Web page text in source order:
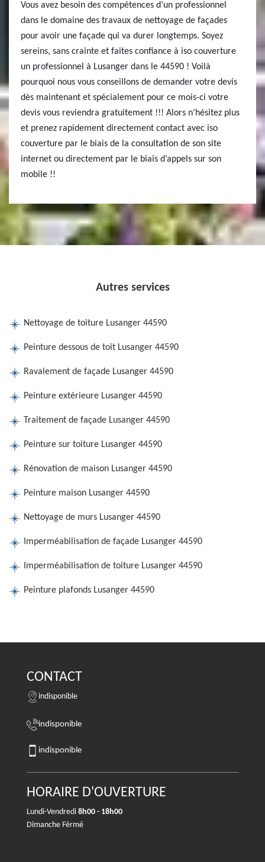
Vous avez besoin des compétences d’un professionnel
dans le domaine des travaux de nettoyage de façades
pour avoir une façade qui va durer longtemps. Soyez
sereins, sans crainte et faites confiance à iso couverture
un professionnel à Lusanger dans le 44590 ! Voilà
pourquoi nous vous conseillons de demander votre devis
dès maintenant et spécialement pour ce mois-ci votre
devis vous reviendra gratuitement !!! Alors n’hésitez plus
et prenez rapidement directement contact avec iso
couverture par le biais de la consultation de son site
internet ou directement par le biais d’appels sur son
mobile !!
Autres services
Nettoyage de toiture Lusanger 44590
Peinture dessous de toit Lusanger 44590
Ravalement de façade Lusanger 44590
Peinture extérieure Lusanger 44590
Traitement de façade Lusanger 44590
Peinture sur toiture Lusanger 44590
Rénovation de maison Lusanger 44590
Peinture maison Lusanger 44590
Nettoyage de murs Lusanger 44590
Imperméabilisation de façade Lusanger 44590
Imperméabilisation de toiture Lusanger 44590
Peinture plafonds Lusanger 44590
CONTACT
indisponible
indisponible
indisponible
HORAIRE D'OUVERTURE
Lundi-Vendredi 8h00 - 18h00
Dimanche Férmé